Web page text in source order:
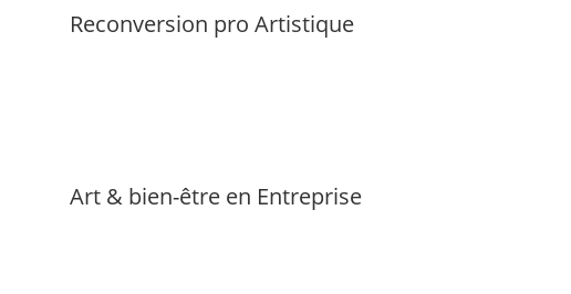
Reconversion pro Artistique
Art & bien-être en Entreprise